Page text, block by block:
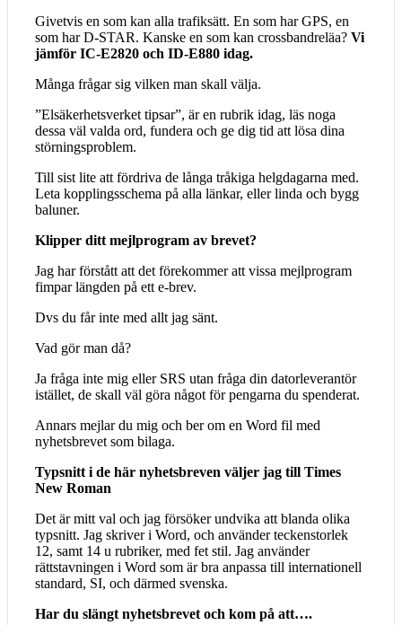
Givetvis en som kan alla trafiksätt. En som har GPS, en
som har D-STAR. Kanske en som kan crossbandreläa? Vi
jämför IC-E2820 och ID-E880 idag.
Många frågar sig vilken man skall välja.
”Elsäkerhetsverket tipsar”, är en rubrik idag, läs noga
dessa väl valda ord, fundera och ge dig tid att lösa dina
störningsproblem.
Till sist lite att fördriva de långa tråkiga helgdagarna med.
Leta kopplingsschema på alla länkar, eller linda och bygg
baluner.
Klipper ditt mejlprogram av brevet?
Jag har förstått att det förekommer att vissa mejlprogram
fimpar längden på ett e-brev.
Dvs du får inte med allt jag sänt.
Vad gör man då?
Ja fråga inte mig eller SRS utan fråga din datorleverantör
istället, de skall väl göra något för pengarna du spenderat.
Annars mejlar du mig och ber om en Word fil med
nyhetsbrevet som bilaga.
Typsnitt i de här nyhetsbreven väljer jag till Times
New Roman
Det är mitt val och jag försöker undvika att blanda olika
typsnitt. Jag skriver i Word, och använder teckenstorlek
12, samt 14 u rubriker, med fet stil. Jag använder
rättstavningen i Word som är bra anpassa till internationell
standard, SI, och därmed svenska.
Har du slängt nyhetsbrevet och kom på att….